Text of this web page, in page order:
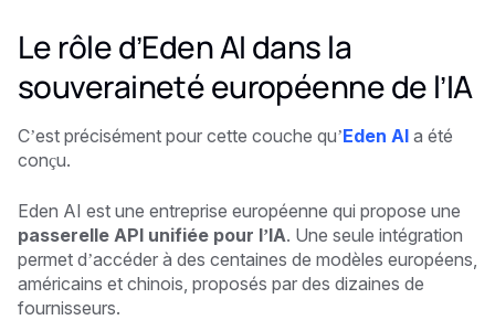
Le rôle d’Eden AI dans la
souveraineté européenne de l’IA
C’est précisément pour cette couche qu’Eden AI a été
conçu.
Eden AI est une entreprise européenne qui propose une
passerelle API unifiée pour l’IA. Une seule intégration
permet d’accéder à des centaines de modèles européens,
américains et chinois, proposés par des dizaines de
fournisseurs.